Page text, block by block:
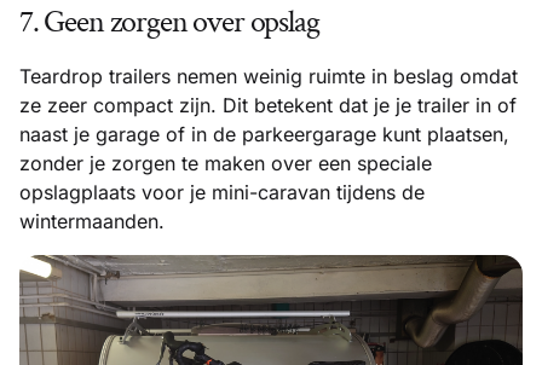
7. Geen zorgen over opslag
Teardrop trailers nemen weinig ruimte in beslag omdat
ze zeer compact zijn. Dit betekent dat je je trailer in of
naast je garage of in de parkeergarage kunt plaatsen,
zonder je zorgen te maken over een speciale
opslagplaats voor je mini-caravan tijdens de
wintermaanden.